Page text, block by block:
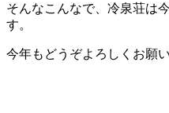
そんなこんなで、冷泉荘は
す。
今年もどうぞよろしくお願